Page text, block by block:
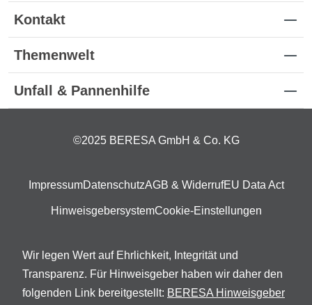
Kontakt
Themenwelt
Unfall & Pannenhilfe
©2025 BERESA GmbH & Co. KG
ImpressumDatenschutzAGB & WiderrufEU Data Act
HinweisgebersystemCookie-Einstellungen
Wir legen Wert auf Ehrlichkeit, Integrität und
Transparenz. Für Hinweisgeber haben wir daher den
folgenden Link bereitgestellt: BERESA Hinweisgeber